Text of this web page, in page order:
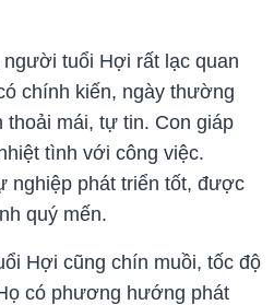
tuổi Hợi rất lạc quan
chính kiến, ngày thường
thoải mái, tự tin. Con giáp
tình với công việc.
nghiệp phát triển tốt, được
quý mến.
Hợi cũng chín muồi, tốc độ
có phương hướng phát